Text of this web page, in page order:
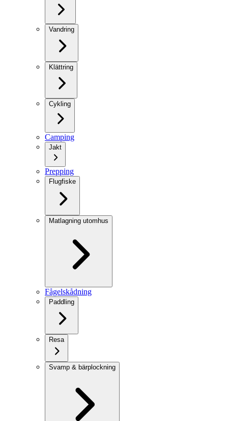
Vandring
Klättring
Cykling
Camping
Jakt
Prepping
Flugfiske
Matlagning utomhus
Fågelskådning
Paddling
Resa
Svamp & bärplockning